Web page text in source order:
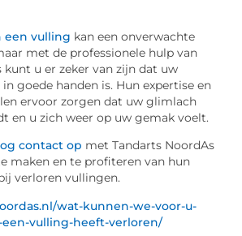
een vulling kan een onverwachte
met de professionele hulp van
kunt u er zeker van zijn dat uw
goede handen is. Hun expertise en
ervoor zorgen dat uw glimlach
en u zich weer op uw gemak voelt.
contact op met Tandarts NoordAs
maken en te profiteren van hun
verloren vullingen.
wat-kunnen-we-voor-u-
vulling-heeft-verloren/